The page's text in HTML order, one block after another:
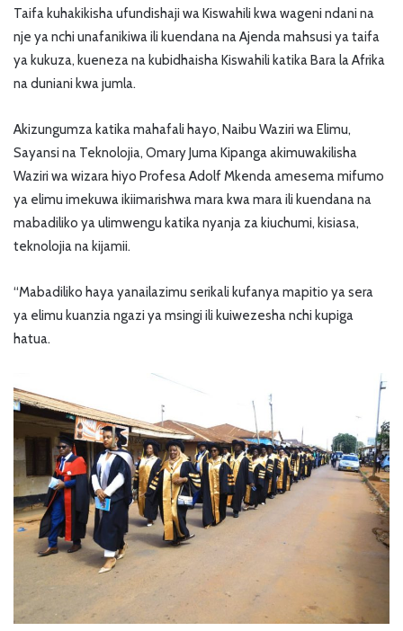
Taifa kuhakikisha ufundishaji wa Kiswahili kwa wageni ndani na
nje ya nchi unafanikiwa ili kuendana na Ajenda mahsusi ya taifa
ya kukuza, kueneza na kubidhaisha Kiswahili katika Bara la Afrika
na duniani kwa jumla.
Akizungumza katika mahafali hayo, Naibu Waziri wa Elimu,
Sayansi na Teknolojia, Omary Juma Kipanga akimuwakilisha
Waziri wa wizara hiyo Profesa Adolf Mkenda amesema mifumo
ya elimu imekuwa ikiimarishwa mara kwa mara ili kuendana na
mabadiliko ya ulimwengu katika nyanja za kiuchumi, kisiasa,
teknolojia na kijamii.
“Mabadiliko haya yanailazimu serikali kufanya mapitio ya sera
ya elimu kuanzia ngazi ya msingi ili kuiwezesha nchi kupiga
hatua.